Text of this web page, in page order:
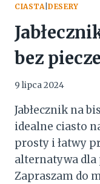
CIASTA |DESERY
bez
9 lipca 2024
Jabłecznik na
idealne ciasto
prosty i łatwy
alternatywa dla
Zapraszam do